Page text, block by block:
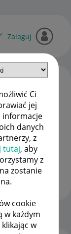
Ci
jej
informacje
danych
z
tutaj, aby
z
zostanie
cookie
w każdym
w
Zaloguj
OPCJE